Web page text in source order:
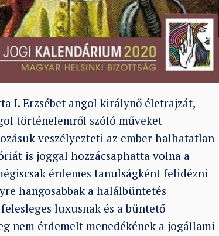
I. Erzsébet angol királynő életrajzát,
történelemről szóló műveket
veszélyezteti az ember halhatatlan
is joggal hozzácsaphatta volna a
érdemes tanulságként felidézni
hangosabbak a halálbüntetés
luxusnak és a büntető
nem érdemelt menedékének a jogállami